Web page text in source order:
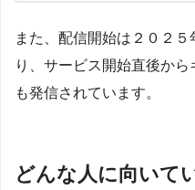
また、配信開始は２０２
り、サービス開始直後か
も発信されています。
どんな人に向いて